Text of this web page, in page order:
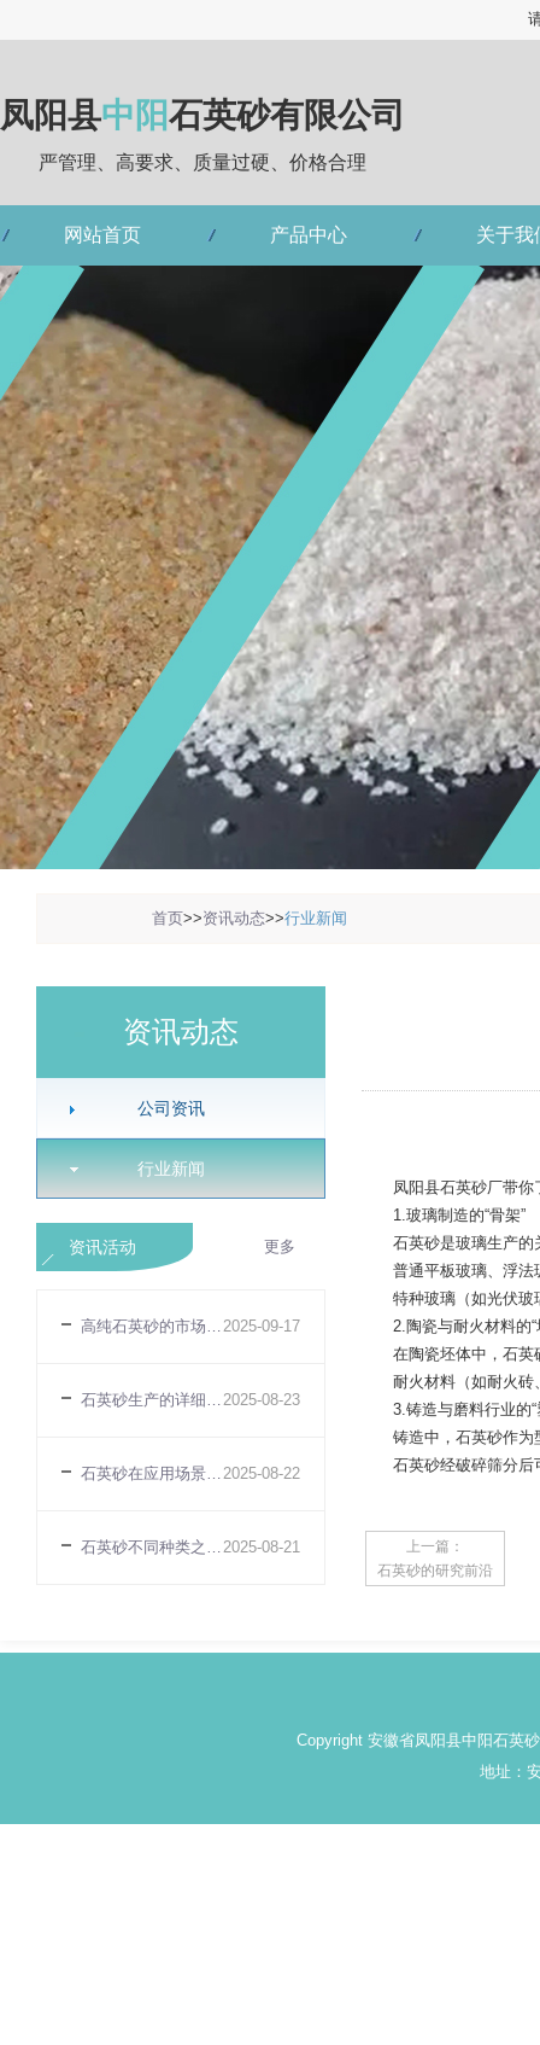
凤阳县中阳石英砂有限公司
严管理、高要求、质量过硬、价格合理
网站首页 产品中心 关于我
2
首页>>资讯动态>>行业新闻
资讯动态
公司资讯
行业新闻
更多
资讯活动
2025-09-17
高纯石英砂的市场规模趋势
2025-08-23
石英砂生产的详细介绍
2025-08-22
石英砂在应用场景体现的性能适配性差异
2025-08-21
石英砂不同种类之间的性能差异
凤阳县石英砂厂带你
1.玻璃制造的“骨架”
石英砂是玻璃生产的关
普通平板玻璃、浮法玻
特种玻璃（如光伏玻璃
2.陶瓷与耐火材料的“
在陶瓷坯体中，石英砂
耐火材料（如耐火砖、
3.铸造与磨料行业的“
铸造中，石英砂作为型
石英砂经破碎筛分后可
上一篇：
石英砂的研究前沿
Copyright 安徽省凤阳县中阳石英
地址：